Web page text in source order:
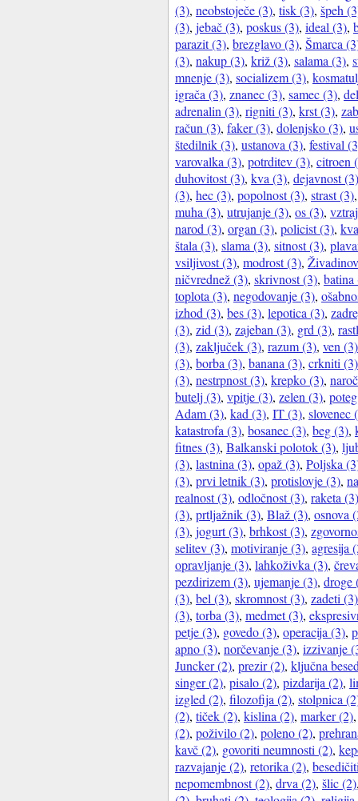
(3), neobstoječe (3), tisk (3), špeh
(3), jebač (3), poskus (3), ideal (3),
parazit (3), brezglavo (3), Šmarca
(3), nakup (3), križ (3), salama (3),
mnenje (3), socializem (3),
igrača (3), znanec (3), samec (3),
adrenalin (3), rigniti (3), krst (3),
račun (3), faker (3), dolenjsko (3),
štedilnik (3), ustanova (3), festival
varovalka (3), potrditev (3), citroen
duhovitost (3), kva (3), dejavnost (3)
(3), hec (3), popolnost (3), strast (3)
muha (3), utrujanje (3), os (3),
narod (3), organ (3), policist (3),
štala (3), slama (3), sitnost (3),
vsiljivost (3), modrost (3),
ničvrednež (3), skrivnost (3), batina
toplota (3), negodovanje (3),
izhod (3), bes (3), lepotica (3),
(3), zid (3), zajeban (3), grd (3),
(3), zaključek (3), razum (3), ven (3)
(3), borba (3), banana (3), crkniti (3)
(3), nestrpnost (3), krepko (3),
butelj (3), vpitje (3), zelen (3),
Adam (3), kad (3), IT (3), slovenec
katastrofa (3), bosanec (3), beg (3),
fitnes (3), Balkanski polotok (3),
(3), lastnina (3), opaž (3), Poljska
(3), prvi letnik (3), protislovje (3),
realnost (3), odločnost (3), raketa (3)
(3), prtljažnik (3), Blaž (3), osnova
(3), jogurt (3), brhkost (3),
selitev (3), motiviranje (3), agresija
opravljanje (3), lahkoživka (3),
pezdirizem (3), ujemanje (3), droge
(3), bel (3), skromnost (3), zadeti (3)
(3), torba (3), medmet (3),
petje (3), govedo (3), operacija (3),
apno (3), norčevanje (3), izzivanje
Juncker (2), prezir (2), ključna
singer (2), pisalo (2), pizdarija (2),
izgled (2), filozofija (2), stolpnica
(2), tiček (2), kislina (2), marker (2)
(2), poživilo (2), poleno (2),
kavč (2), govoriti neumnosti (2),
razvajanje (2), retorika (2),
nepomembnost (2), drva (2), šlic (2)